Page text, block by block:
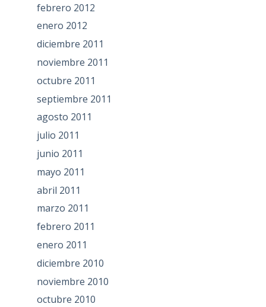
febrero 2012
enero 2012
diciembre 2011
noviembre 2011
octubre 2011
septiembre 2011
agosto 2011
julio 2011
junio 2011
mayo 2011
abril 2011
marzo 2011
febrero 2011
enero 2011
diciembre 2010
noviembre 2010
octubre 2010